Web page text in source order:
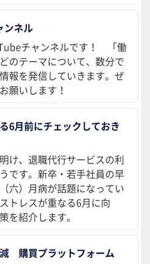
ンネル
チャンネルです！ 「働
のテーマについて、数分で
報を発信していきます。ぜ
願いします！
6月前にチェックしておき
け、退職代行サービスの利
です。新卒・若手社員の早
六）月病が話題になってい
トレスが重なる6月に向
を紹介します。
購買プラットフォーム